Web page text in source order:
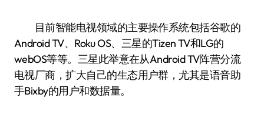
目前智能电视领域的主要操作系统包括谷歌的
Android TV、Roku OS、三星的Tizen TV和LG的
webOS等等。三星此举意在从Android TV阵营分流
电视厂商，扩大自己的生态用户群，尤其是语音助
手Bixby的用户和数据量。